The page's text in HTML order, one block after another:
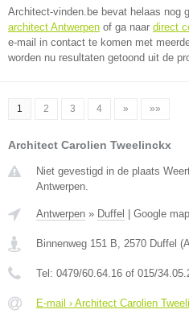
Architect-vinden.be bevat helaas nog
architect Antwerpen of ga naar direct
e-mail in contact te komen met
worden nu resultaten getoond uit de
1 2 3 4 » »»
Architect Carolien Tweelinckx
Niet gevestigd in de plaats
Antwerpen.
Antwerpen » Duffel Google
Binnenweg 151 B, 2570 Duffel (
Tel: 0479/60.64.16 of 015/
E-mail › Architect Carolien